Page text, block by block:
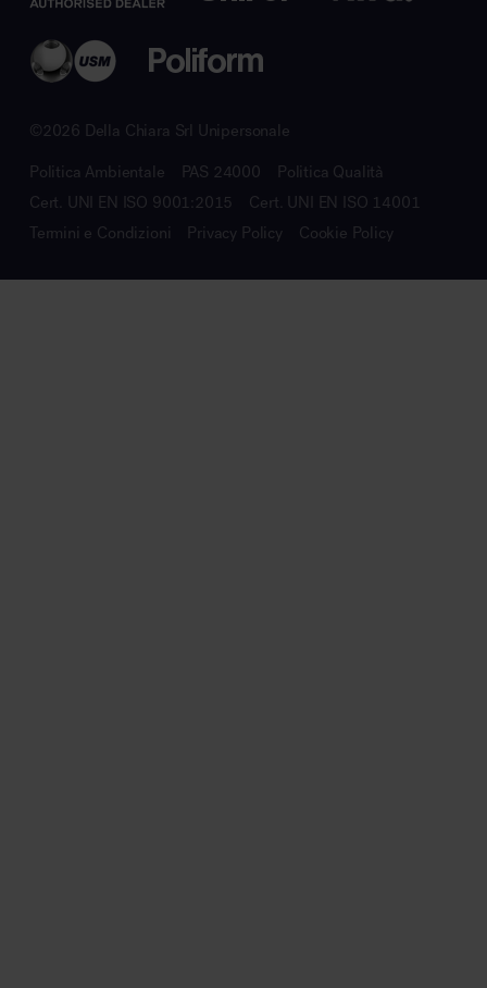
©2026 Della Chiara Srl Unipersonale
Politica Ambientale PAS 24000
Politica Qualità
Cert. UNI EN ISO 9001:2015
Cert. UNI EN ISO 14001
Termini e Condizioni
Privacy Policy Cookie Policy